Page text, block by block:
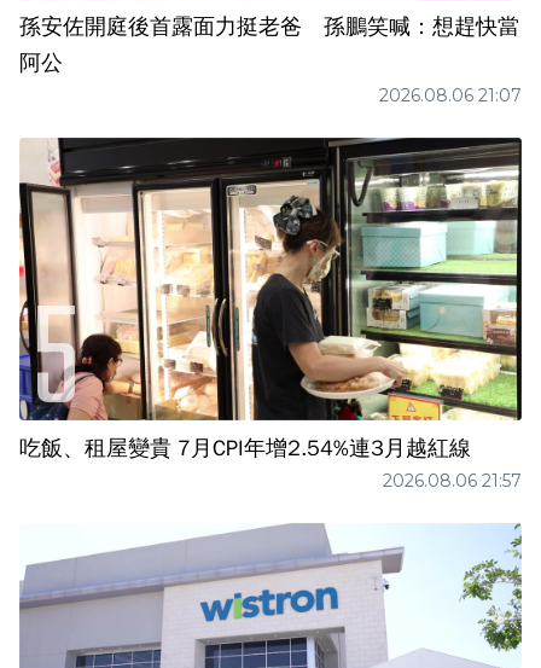
孫安佐開庭後首露面力挺老爸 孫鵬笑喊：想趕快當
阿公
2026.08.06 21:07
吃飯、租屋變貴 7月CPI年增2.54%連3月越紅線
2026.08.06 21:57